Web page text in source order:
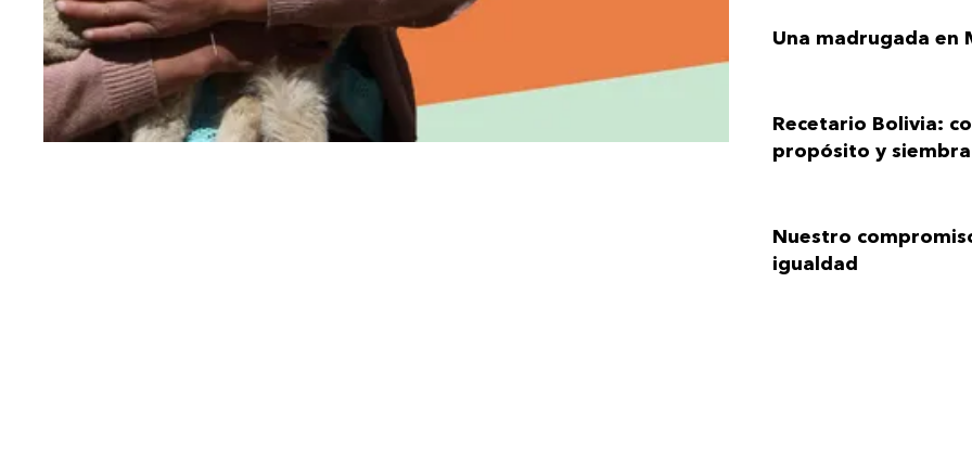
Una madrugada en
Recetario Bolivia:
propósito y
Nuestro
igualdad